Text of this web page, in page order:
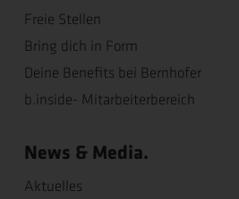
Freie Stellen
Bring dich in Form
Deine Benefits bei Bernhofer
b.inside- Mitarbeiterbereich
News & Media.
Aktuelles